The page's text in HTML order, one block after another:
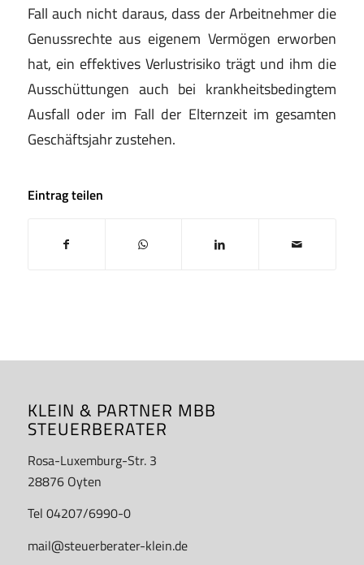
Fall auch nicht daraus, dass der Arbeitnehmer die
Genussrechte aus eigenem Vermögen erworben
hat, ein effektives Verlustrisiko trägt und ihm die
Ausschüttungen auch bei krankheitsbedingtem
Ausfall oder im Fall der Elternzeit im gesamten
Geschäftsjahr zustehen.
Eintrag teilen
KLEIN & PARTNER MBB
STEUERBERATER
Rosa-Luxemburg-Str. 3
28876 Oyten
Tel 04207/6990-0
mail@steuerberater-klein.de